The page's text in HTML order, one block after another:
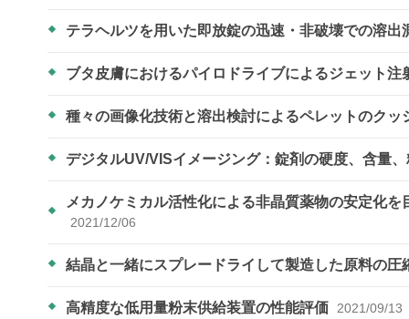
テラヘルツを用いた即放錠の迅速・非破壊での溶出
ブタ皮膚におけるパイロドライブによるジェット
種々の画像化技術と溶出検討によるペレットのク
デジタルUV/VISイメージング：錠剤の硬度、含量
メカノケミカル活性化による非晶質薬物の安定化
2021/12/06
結晶と一緒にスプレードライして製造した原料の
高精度な低用量粉末供給装置の性能評価 2021/09/13